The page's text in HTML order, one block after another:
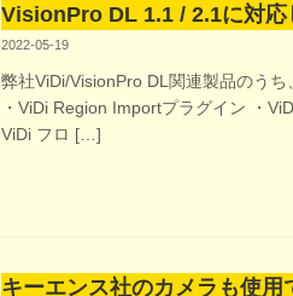
VisionPro DL 1.1 / 2.1に対応
2022-05-19
弊社ViDi/VisionPro DL関連製品のう
・ViDi Region Importプラグイン ・
ViDi フロ […]
キーエンス社のカメラも使